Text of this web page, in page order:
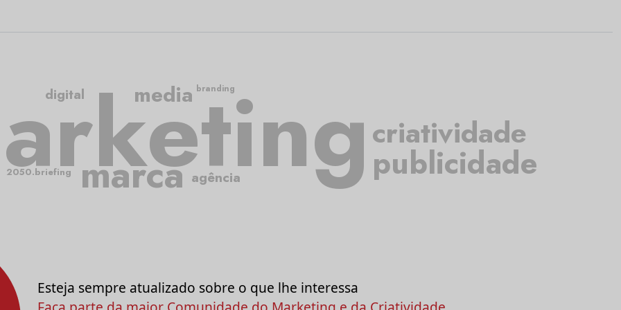
publicidade
marca
criatividade
media
agência
digital
2050.briefing
branding
Esteja sempre atualizado sobre o que lhe interessa